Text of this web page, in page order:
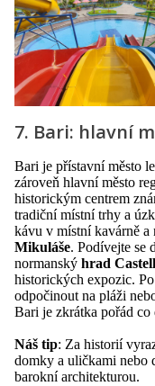
7. Bari: hlavní
Bari je přístavní město
zároveň hlavní město
historickým centrem
tradiční místní trhy a
kávu v místní kavárně a
Mikuláše. Podívejte se
normanský hrad
historických expozic.
odpočinout na pláži
Bari je zkrátka pořád co
Náš tip: Za historií
domky a uličkami nebo
barokní architekturou.